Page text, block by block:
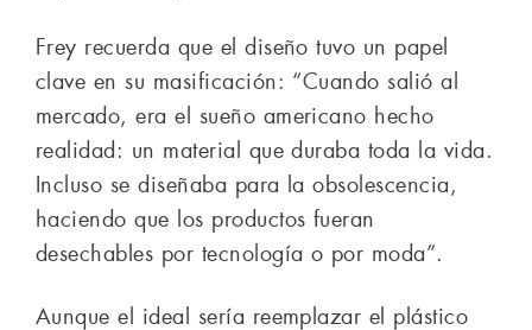
Frey recuerda que el diseño tuvo un papel
clave en su masificación: “Cuando salió al
mercado, era el sueño americano hecho
realidad: un material que duraba toda la vida.
Incluso se diseñaba para la obsolescencia,
haciendo que los productos fueran
desechables por tecnología o por moda”.
Aunque el ideal sería reemplazar el plástico